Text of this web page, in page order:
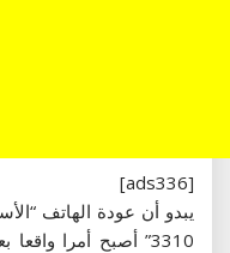
[ads336]
يبدو أن عودة الهاتف
3310” أصبح أمرا